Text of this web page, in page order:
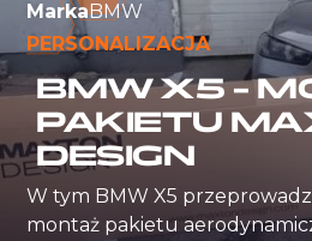
MarkaBMW
PERSONALIZACJA
BMW X5 –
PAKIETU
DESIGN
W tym BMW X5
montaż pakietu